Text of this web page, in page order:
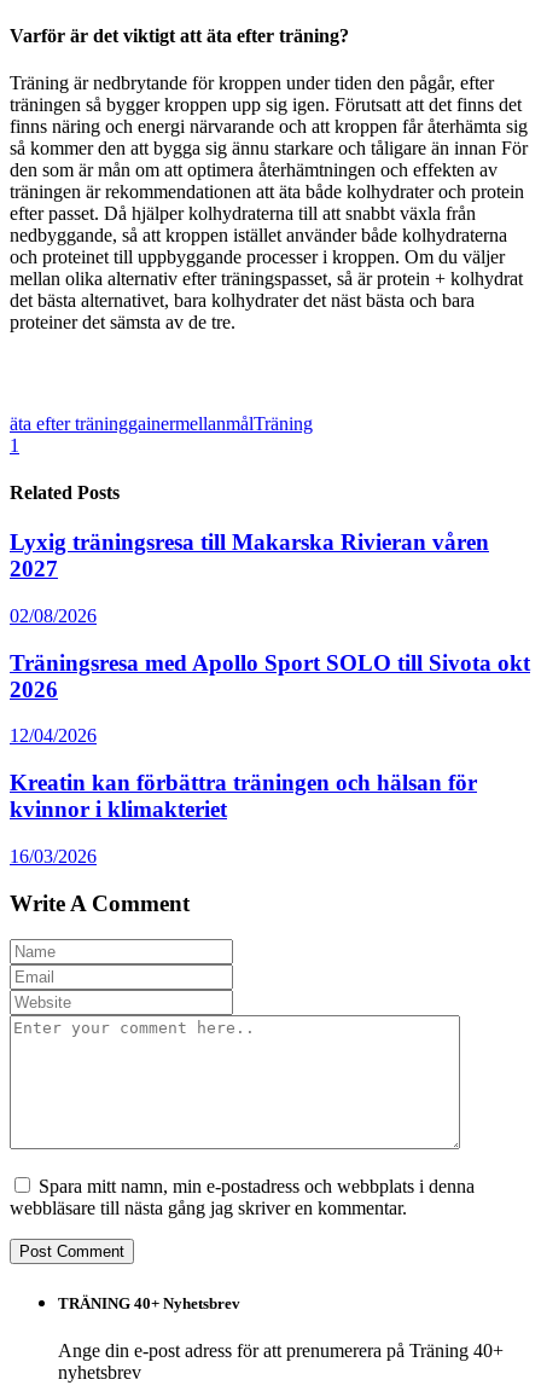
Varför är det viktigt att äta efter träning?
Träning är nedbrytande för kroppen under tiden den pågår, efter
träningen så bygger kroppen upp sig igen. Förutsatt att det finns det
finns näring och energi närvarande och att kroppen får återhämta sig
så kommer den att bygga sig ännu starkare och tåligare än innan För
den som är mån om att optimera återhämtningen och effekten av
träningen är rekommendationen att äta både kolhydrater och protein
efter passet. Då hjälper kolhydraterna till att snabbt växla från
nedbyggande, så att kroppen istället använder både kolhydraterna
och proteinet till uppbyggande processer i kroppen. Om du väljer
mellan olika alternativ efter träningspasset, så är protein + kolhydrat
det bästa alternativet, bara kolhydrater det näst bästa och bara
proteiner det sämsta av de tre.
äta efter träninggainermellanmålTräning
1
Related Posts
Lyxig träningsresa till Makarska Rivieran våren
2027
02/08/2026
Träningsresa med Apollo Sport SOLO till Sivota okt
2026
12/04/2026
Kreatin kan förbättra träningen och hälsan för
kvinnor i klimakteriet
16/03/2026
Write A Comment
Spara mitt namn, min e-postadress och webbplats i denna
webbläsare till nästa gång jag skriver en kommentar.
TRÄNING 40+ Nyhetsbrev
Ange din e-post adress för att prenumerera på Träning 40+
nyhetsbrev